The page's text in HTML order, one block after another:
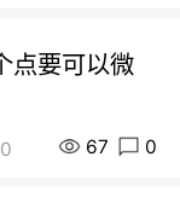
点要可以微
67 0